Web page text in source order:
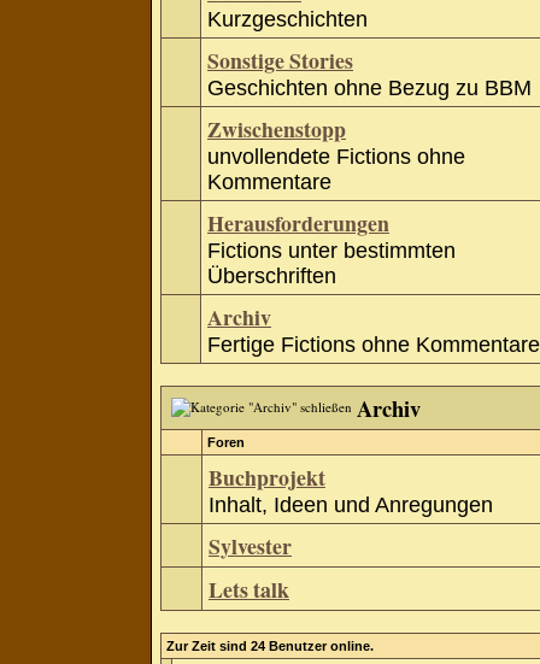
Kurzgeschichten
Sonstige Stories
Geschichten ohne Bezug zu BBM
Zwischenstopp
unvollendete Fictions ohne
Kommentare
Herausforderungen
Fictions unter bestimmten
Überschriften
Archiv
Fertige Fictions ohne Kommentare
Archiv
Foren
Buchprojekt
Inhalt, Ideen und Anregungen
Sylvester
Lets talk
Zur Zeit sind 24 Benutzer online.